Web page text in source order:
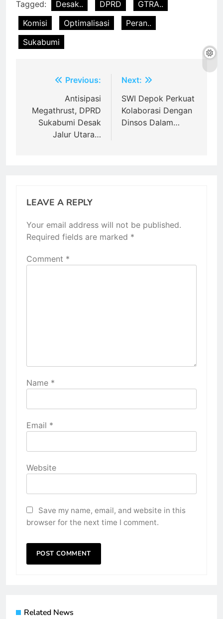
Tagged: Desak.. DPRD
GTRA..
Komisi
Optimalisasi
Peran..
Sukabumi
navigation
Previous:
Antisipasi
Megathrust, DPRD
Sukabumi Desak
Jalur Utara…
Next:
SWI Depok Perkuat
Kolaborasi Dengan
Dinsos Dalam…
LEAVE A REPLY
Your email address will not be published.
Required fields are marked *
Comment *
Name *
Email *
Website
Save my name, email, and website in this
browser for the next time I comment.
Related News